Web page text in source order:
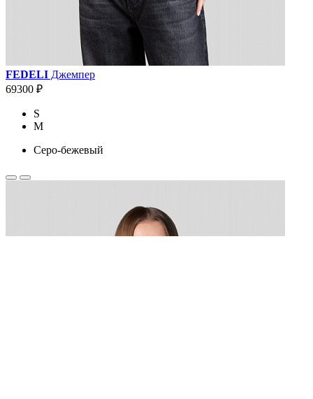
FEDELI Джемпер
69300 ₽
S
M
Серо-бежевый